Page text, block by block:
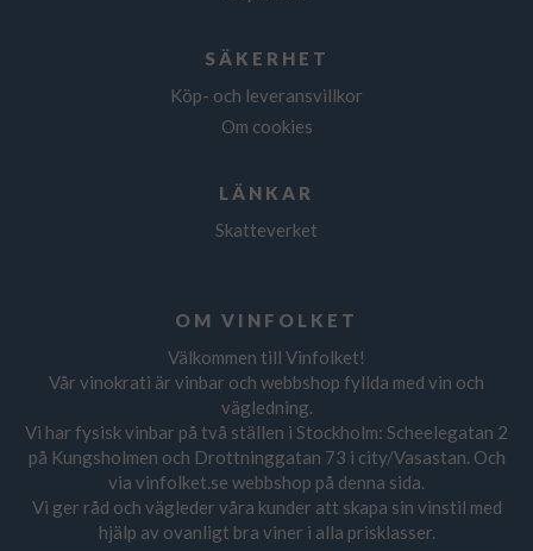
SÄKERHET
Köp- och leveransvillkor
Om cookies
LÄNKAR
Skatteverket
OM VINFOLKET
Välkommen till Vinfolket!
Vår vinokrati är vinbar och webbshop fyllda med vin och
vägledning.
Vi har fysisk vinbar på två ställen i Stockholm: Scheelegatan 2
på Kungsholmen och Drottninggatan 73 i city/Vasastan. Och
via vinfolket.se webbshop på denna sida.
Vi ger råd och vägleder våra kunder att skapa sin vinstil med
hjälp av ovanligt bra viner i alla prisklasser.